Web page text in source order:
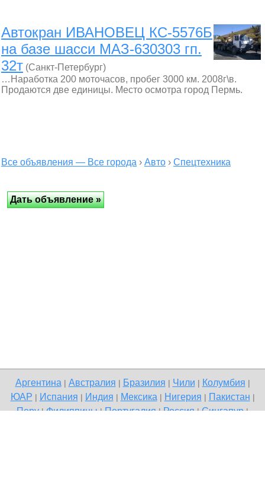
Автокран ИВАНОВЕЦ КС-5576Б
на базе шасси МАЗ-630303 гп.
32т (Санкт-Петербург)
…Наработка 200 моточасов, пробег 3000 км. 2008г\в.
Продаются две единицы. Место осмотра город Пермь.
Все объявления — Все города › Авто › Спецтехника
Аргентина| Австралия Бразилия Чили Колумбия
ЮАР Испания Индия Мексика| Нигерия Пакистан
Перу|Филиппины|Португалия|Россия|Сингапур|